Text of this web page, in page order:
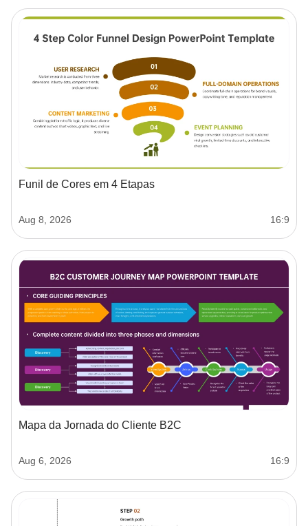
Funil de Cores em 4 Etapas
Aug 8, 2026 16:9
Mapa da Jornada do Cliente B2C
Aug 6, 2026 16:9